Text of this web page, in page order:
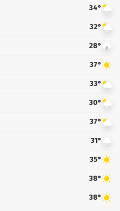
34°
32°
28°
37°
33°
30°
37°
31°
35°
38°
38°